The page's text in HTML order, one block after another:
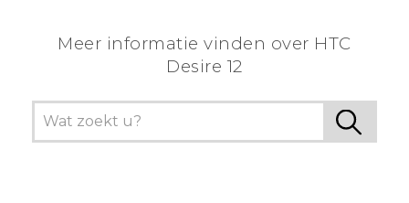
Meer informatie vinden over HTC
Desire 12